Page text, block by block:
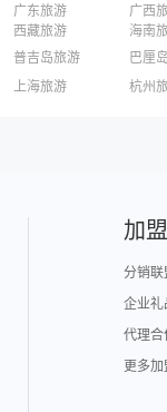
广东旅游
广西
西藏旅游
海南
普吉岛旅游
巴厘
毛里求斯旅游
苏梅
上海旅游
杭州
加
分销联
企业礼
代理合
更多